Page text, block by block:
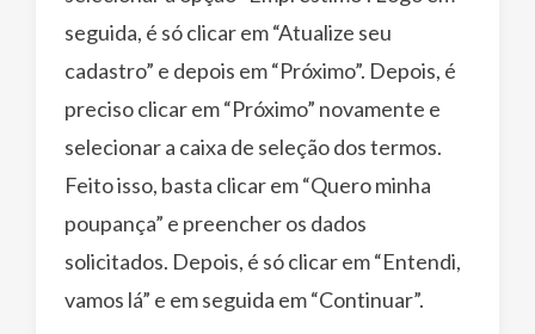
seguida, é só clicar em “Atualize seu
cadastro” e depois em “Próximo”. Depois, é
preciso clicar em “Próximo” novamente e
selecionar a caixa de seleção dos termos.
Feito isso, basta clicar em “Quero minha
poupança” e preencher os dados
solicitados. Depois, é só clicar em “Entendi,
vamos lá” e em seguida em “Continuar”.